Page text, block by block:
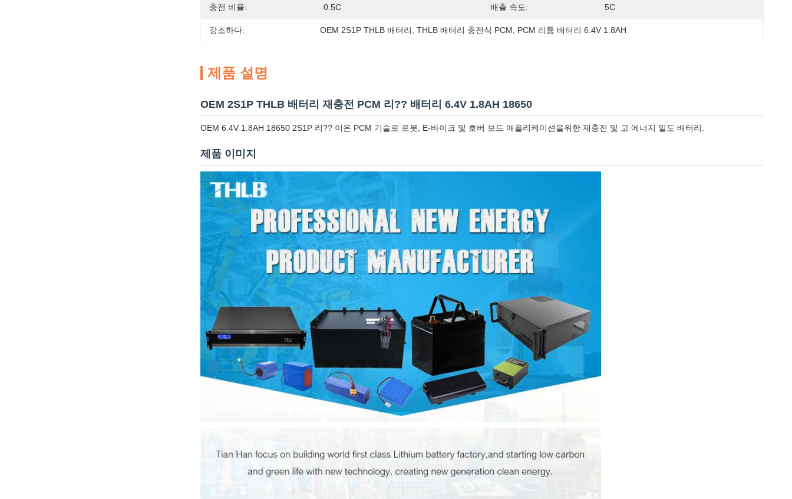
충전 비율: 0.5C 배출 속도: 5C
강조하다: OEM 2S1P THLB 배터리 , THLB 배터리 충전식 PCM PCM 리튬 배터리 6.4V 1.8AH
제품 설명
OEM 2S1P THLB 배터리 재충전 PCM 리?? 배터리 6.4V 1.8AH 18650
OEM 6.4V 1.8AH 18650 2S1P 리?? 이온 PCM 기술로 로봇, E-바이크 및 호버 보드 애플리케이션을위한 재충전 및 고 에너지 밀도 배터리.
제품 이미지